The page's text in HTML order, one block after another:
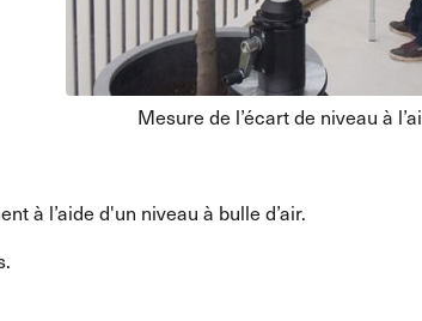
Mesure de l’écart de niveau à
à l’aide d'un niveau à bulle d’air.